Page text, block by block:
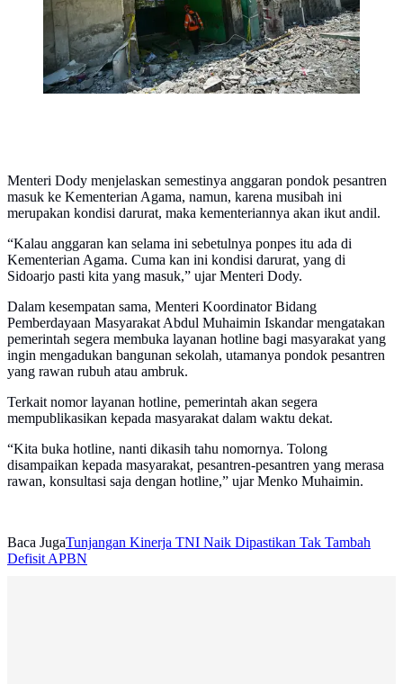
Menteri Dody menjelaskan semestinya anggaran pondok pesantren
masuk ke Kementerian Agama, namun, karena musibah ini
merupakan kondisi darurat, maka kementeriannya akan ikut andil.
“Kalau anggaran kan selama ini sebetulnya ponpes itu ada di
Kementerian Agama. Cuma kan ini kondisi darurat, yang di
Sidoarjo pasti kita yang masuk,” ujar Menteri Dody.
Dalam kesempatan sama, Menteri Koordinator Bidang
Pemberdayaan Masyarakat Abdul Muhaimin Iskandar mengatakan
pemerintah segera membuka layanan hotline bagi masyarakat yang
ingin mengadukan bangunan sekolah, utamanya pondok pesantren
yang rawan rubuh atau ambruk.
Terkait nomor layanan hotline, pemerintah akan segera
mempublikasikan kepada masyarakat dalam waktu dekat.
“Kita buka hotline, nanti dikasih tahu nomornya. Tolong
disampaikan kepada masyarakat, pesantren-pesantren yang merasa
rawan, konsultasi saja dengan hotline,” ujar Menko Muhaimin.
Baca JugaTunjangan Kinerja TNI Naik Dipastikan Tak Tambah
Defisit APBN